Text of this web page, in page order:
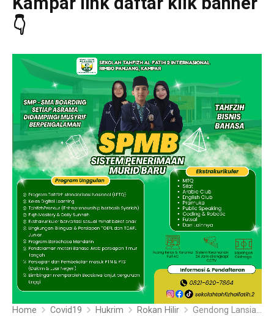
👇
Home Covid19 Hukrim Rokan Hilir Gendong Lansia, Babinkamtibmas Kep Karya Mulyo Sari Dan Personil Polsek Bangko Sukseskan Vaksinasi